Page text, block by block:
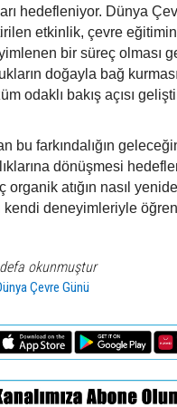
hedefleniyor. Dünya
etkinlik, çevre
bir süreç olması
doğayla bağ
odaklı bakış açısı
bu farkındalığın
dönüşmesi
atığın nasıl
kendi deneyimleriyle
okunmuştur
Çevre Günü